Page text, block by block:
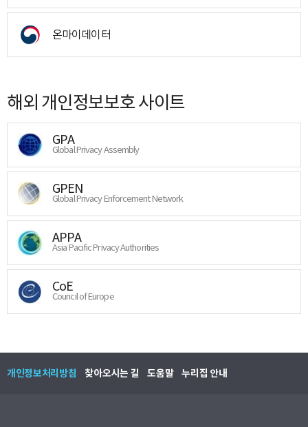
온마이데이터
해외 개인정보보호 사이트
GPA
Global Privacy Assembly
GPEN
Global Privacy Enforcement Network
APPA
Asia Pacific Privacy Authorities
CoE
Council of Europe
개인정보처리방침 찾아오시는 길 도움말 누리집 안내